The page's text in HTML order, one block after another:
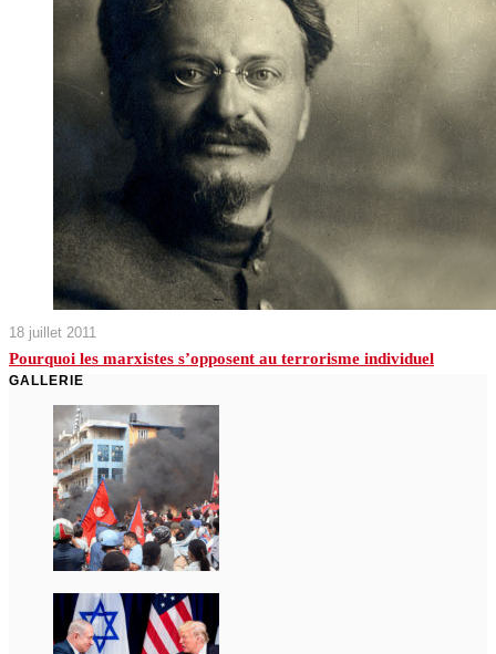
18 juillet 2011
Pourquoi les marxistes s’opposent au terrorisme individuel
GALLERIE